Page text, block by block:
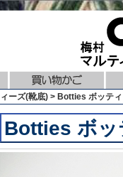
ーズ(靴底) > Botties ボッテ
Botties ボッ